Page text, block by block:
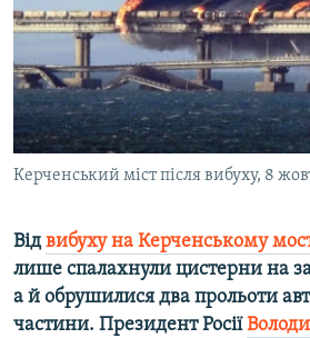
ВІДЕОУРОКИ «ELIFBE»
СВІДЧЕННЯ ОКУПАЦІЇ
УКРАЇНСЬКА ПРОБЛЕМА КРИМУ
ІНФОГРАФІКА
Русский
Qırımtatar
ДОЛУЧАЙСЯ!
Усі сайти RFE/RL
Керченський міст після вибуху, 8
Відвибуху на Керченському
лише спалахнули цистерни на
а й обрушилися два прольоти
частини. Президент Росії